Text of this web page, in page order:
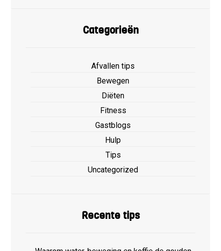
Categorieën
Afvallen tips
Bewegen
Diëten
Fitness
Gastblogs
Hulp
Tips
Uncategorized
Recente tips